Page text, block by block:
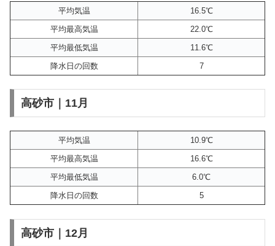
平均気温
16.5℃
平均最高気温
22.0℃
平均最低気温
11.6℃
降水日の回数
7
高砂市｜11月
平均気温
10.9℃
平均最高気温
16.6℃
平均最低気温
6.0℃
降水日の回数
5
高砂市｜12月